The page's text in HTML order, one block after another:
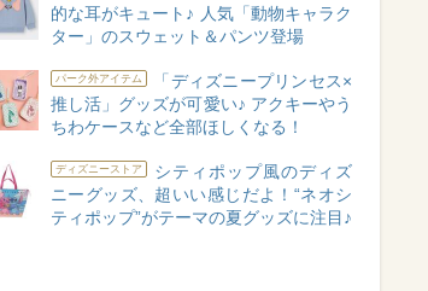
的な耳がキュート♪ 人気「動物キャラク
ター」のスウェット＆パンツ登場
パーク外アイテム
「ディズニープリンセス×
推し活」グッズが可愛い♪ アクキーやう
ちわケースなど全部ほしくなる！
ディズニーストア
シティポップ風のディズ
ニーグッズ、超いい感じだよ！“ネオシ
ティポップ”がテーマの夏グッズに注目♪